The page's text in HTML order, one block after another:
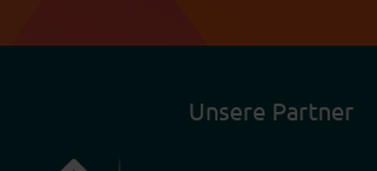
Unsere Partner